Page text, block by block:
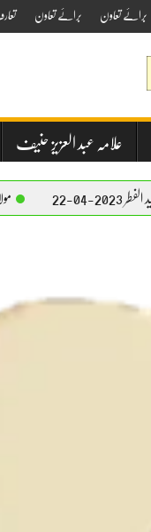
برائے تعاون برائے تعاون
علامہ عبد العزیز حنیف
مولانا ابوبکر حنیف